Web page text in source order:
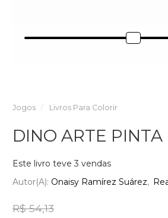
Jogos Livros Para Colorir
DINO ARTE PINTA
Este livro teve 3 vendas
Autor(a): Onaisy Ramírez Suárez
R$ 54,13